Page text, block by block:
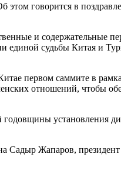
говорится в
и содержательные
единой судьбы Китая и
первом саммите в
отношений, чтобы
установления
Садыр Жапаров,